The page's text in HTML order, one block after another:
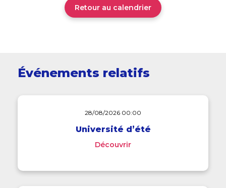
Retour au calendrier
Événements relatifs
28/08/2026 00:00
Université d’été
Découvrir